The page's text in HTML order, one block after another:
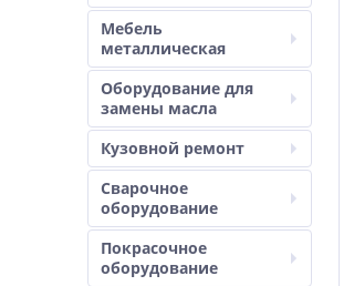
Мебель
металлическая
Оборудование для
замены масла
Кузовной ремонт
Сварочное
оборудование
Покрасочное
оборудование